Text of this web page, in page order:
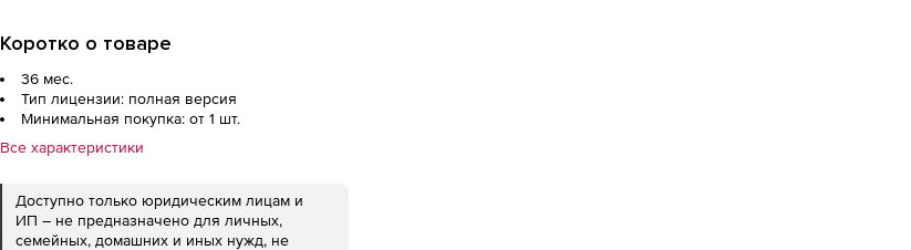
Коротко о товаре
36 мес.
Тип лицензии: полная версия
Минимальная покупка: от 1 шт.
Все характеристики
Доступно только юридическим лицам и
ИП – не предназначено для личных,
семейных, домашних и иных нужд, не